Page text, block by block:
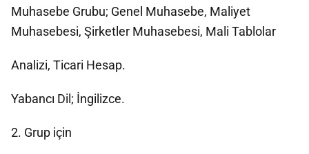
Muhasebe Grubu; Genel Muhasebe, Maliyet
Muhasebesi, Şirketler Muhasebesi, Mali Tablolar
Analizi, Ticari Hesap.
Yabancı Dil; İngilizce.
2. Grup için